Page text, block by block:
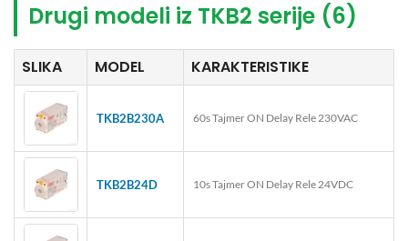
Drugi modeli iz TKB2 serije (6)
SLIKA MODEL KARAKTERISTIKE
TKB2B230A 60s Tajmer ON Delay Rele 230VAC
TKB2B24D 10s Tajmer ON Delay Rele 24VDC